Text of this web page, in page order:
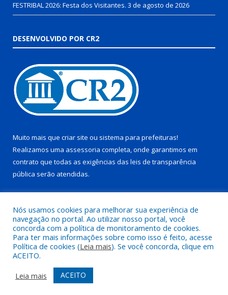
FESTRIBAL 2026: Festa dos Visitantes. 3 de agosto de 2026
DESENVOLVIDO POR CR2
Muito mais que criar site ou sistema para prefeituras!
Realizamos uma assessoria completa, onde garantimos em
contrato que todas as exigências das leis de transparência
pública serão atendidas.
Todos os direitos reservados a Prefeitura Municipal de Juruti.
Mapa do Site
Acessar Área Administrativa
Acessar Webmail
Nós usamos cookies para melhorar sua experiência de
navegação no portal. Ao utilizar nosso portal, você
concorda com a política de monitoramento de cookies.
Para ter mais informações sobre como isso é feito, acesse
Política de cookies (Leia mais). Se você concorda, clique em
ACEITO.
Leia mais
ACEITO